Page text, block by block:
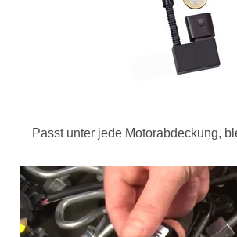
Passt unter jede Motorabdeckung,